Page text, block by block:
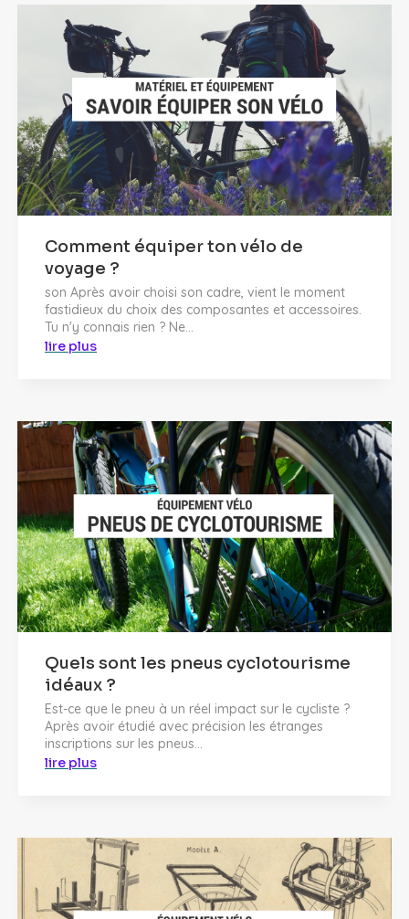
Comment équiper ton vélo de
voyage ?
son Après avoir choisi son cadre, vient le moment
fastidieux du choix des composantes et accessoires.
Tu n'y connais rien ? Ne...
lire plus
Quels sont les pneus cyclotourisme
idéaux ?
Est-ce que le pneu à un réel impact sur le cycliste ?
Après avoir étudié avec précision les étranges
inscriptions sur les pneus...
lire plus